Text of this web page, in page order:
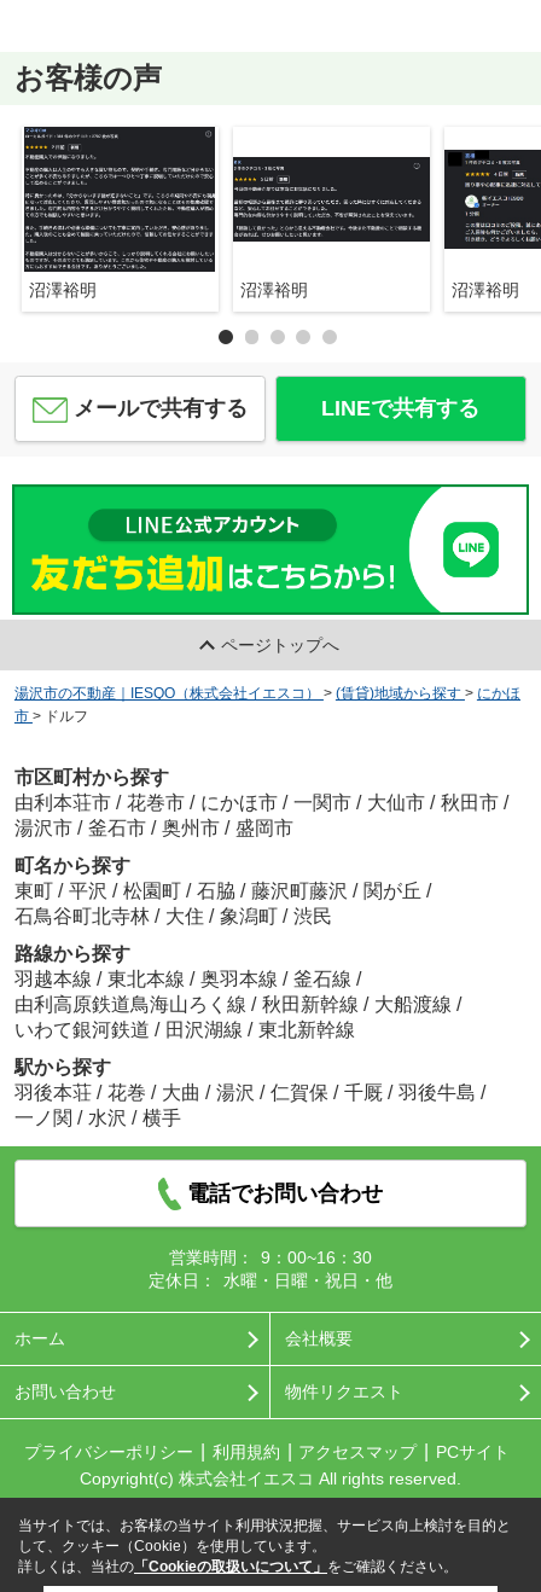
お客様の声
沼澤裕明 沼澤裕明 沼澤裕明
メールで共有する LINEで共有する
ページトップへ
湯沢市の不動産｜IESQO（株式会社イエスコ） > (賃貸)地域から探す > にかほ
市 > ドルフ
市区町村から探す
由利本荘市 / 花巻市 / にかほ市 / 一関市 / 大仙市 / 秋田市 /
湯沢市 / 釜石市 / 奥州市 / 盛岡市
町名から探す
東町 / 平沢 / 松園町 / 石脇 / 藤沢町藤沢 / 関が丘 /
石鳥谷町北寺林 / 大住 / 象潟町 / 渋民
路線から探す
羽越本線 / 東北本線 / 奥羽本線 / 釜石線 /
由利高原鉄道鳥海山ろく線 / 秋田新幹線 / 大船渡線 /
いわて銀河鉄道 / 田沢湖線 / 東北新幹線
駅から探す
羽後本荘 / 花巻 / 大曲 / 湯沢 / 仁賀保 / 千厩 / 羽後牛島 /
一ノ関 / 水沢 / 横手
電話でお問い合わせ
営業時間：
9：00~16：30
定休日：
水曜・日曜・祝日・他
ホーム 会社概要
お問い合わせ 物件リクエスト
プライバシーポリシー 利用規約 アクセスマップ
PCサイト
Copyright(c) 株式会社イエスコ All rights reserved.
当サイトでは、お客様の当サイト利用状況把握、サービス向上検討を目的と
して、クッキー（Cookie）を使用しています。
詳しくは、当社の 「Cookieの取扱いについて」 をご確認ください。